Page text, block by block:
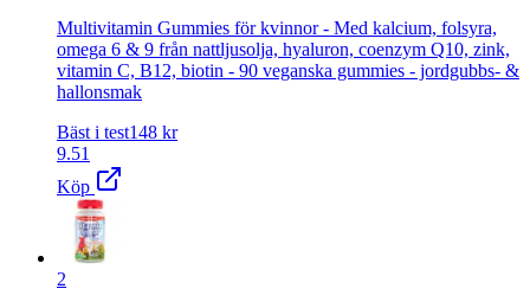
Multivitamin Gummies för kvinnor - Med kalcium, folsyra,
omega 6 & 9 från nattljusolja, hyaluron, coenzym Q10, zink,
vitamin C, B12, biotin - 90 veganska gummies - jordgubbs- &
hallonsmak
Bäst i test148 kr
9.51
Köp
2